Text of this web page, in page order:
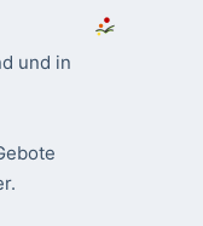
und in